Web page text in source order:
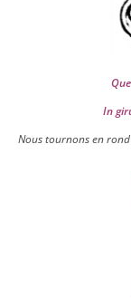
In
Nous tour­nons en